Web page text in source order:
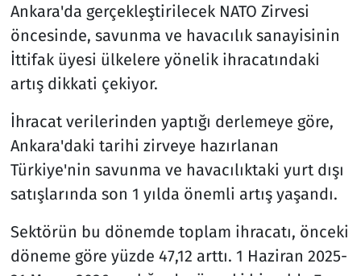
Ankara'da gerçekleştirilecek NATO Zirvesi
öncesinde, savunma ve havacılık sanayisinin
İttifak üyesi ülkelere yönelik ihracatındaki
artış dikkati çekiyor.
İhracat verilerinden yaptığı derlemeye göre,
Ankara'daki tarihi zirveye hazırlanan
Türkiye'nin savunma ve havacılıktaki yurt dışı
satışlarında son 1 yılda önemli artış yaşandı.
Sektörün bu dönemde toplam ihracatı, önceki
döneme göre yüzde 47,12 arttı. 1 Haziran 2025-
Spor
Teknoloji ve Bilim
Televizyon